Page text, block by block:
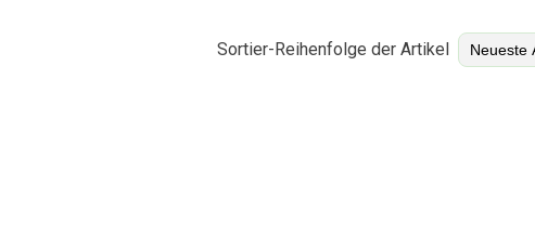
Sortier-Reihenfolge der Artikel